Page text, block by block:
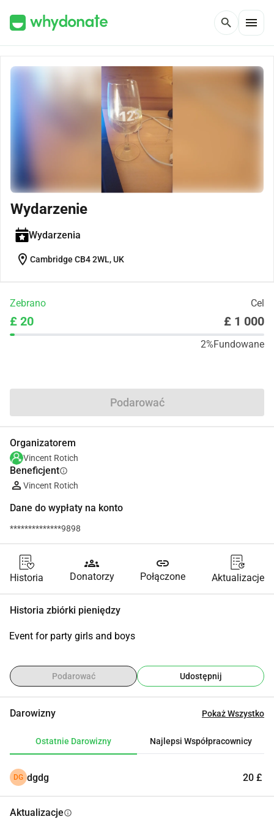
search menu
Wydarzenie
Wydarzenia
location_on Cambridge CB4 2WL, UK
Zebrano Cel
£ 20 £ 1 000
2%Fundowane
Podarować
Organizatorem
Vincent Rotich
Beneficjentinfo
Vincent Rotich
Dane do wypłaty na konto
**************9898
Historia
groups
Donatorzy
link
Połączone Aktualizacje
Historia zbiórki pieniędzy
Event for party girls and boys
Podarować Udostępnij
Darowizny Pokaż Wszystko
Ostatnie Darowizny Najlepsi Współpracownicy
DG dgdg 20 £
Aktualizacjeinfo